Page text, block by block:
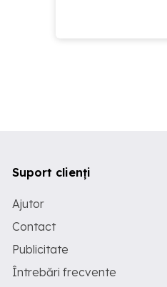
Suport clienți
Ajutor
Contact
Publicitate
Întrebări frecvente